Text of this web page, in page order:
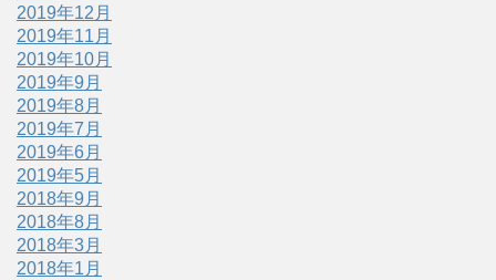
2019年12月
2019年11月
2019年10月
2019年9月
2019年8月
2019年7月
2019年6月
2019年5月
2018年9月
2018年8月
2018年3月
2018年1月